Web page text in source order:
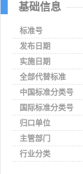
基础信息
标准号
发布日期
实施日期
全部代替标准
中国标准分类号
国际标准分类号
归口单位
主管部门
行业分类